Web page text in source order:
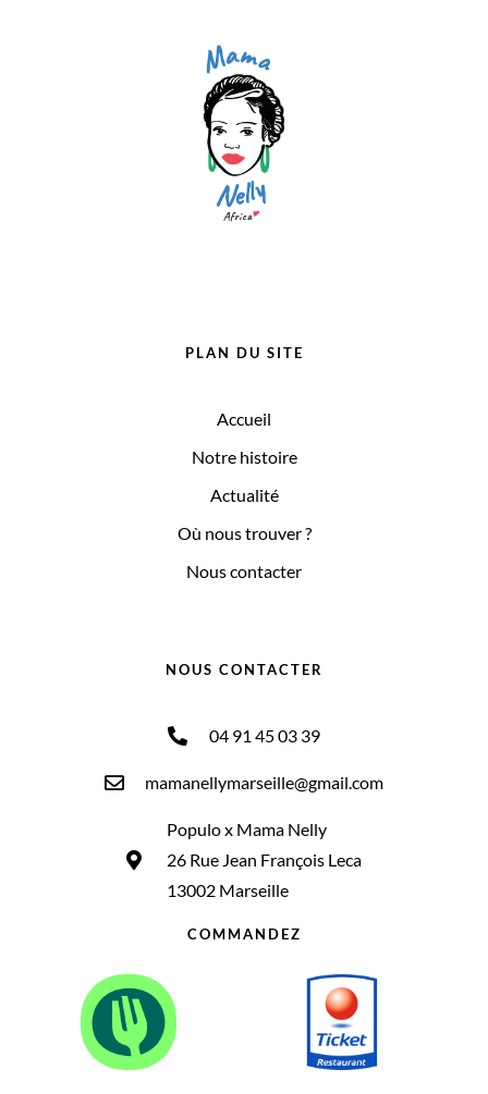
PLAN DU SITE
Accueil
Notre histoire
Actualité
Où nous trouver ?
Nous contacter
NOUS CONTACTER
04 91 45 03 39
mamanellymarseille@gmail.com
Populo x Mama Nelly
26 Rue Jean François Leca
13002 Marseille
COMMANDEZ